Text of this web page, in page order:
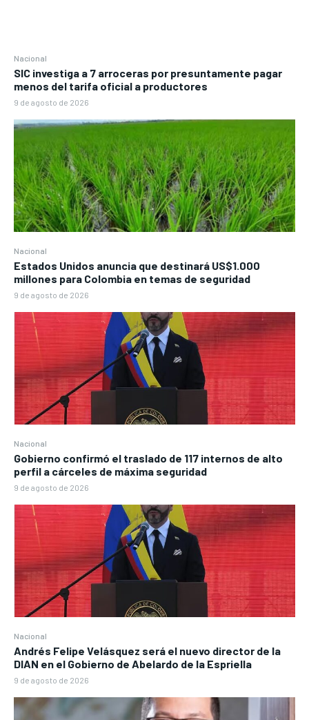
Nacional
SIC investiga a 7 arroceras por presuntamente pagar
menos del tarifa oficial a productores
9 de agosto de 2026
Nacional
Estados Unidos anuncia que destinará US$1.000
millones para Colombia en temas de seguridad
9 de agosto de 2026
Nacional
Gobierno confirmó el traslado de 117 internos de alto
perfil a cárceles de máxima seguridad
9 de agosto de 2026
Nacional
Andrés Felipe Velásquez será el nuevo director de la
DIAN en el Gobierno de Abelardo de la Espriella
9 de agosto de 2026